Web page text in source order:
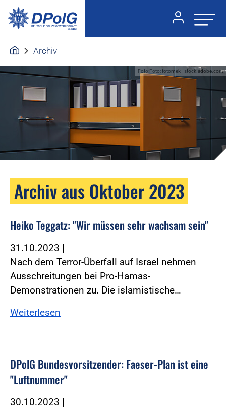
Archiv
Foto:Foto: fotomek - stock.adobe.com
Archiv aus Oktober 2023
Heiko Teggatz: "Wir müssen sehr wachsam sein"
31.10.2023 |
Nach dem Terror-Überfall auf Israel nehmen
Ausschreitungen bei Pro-Hamas-
Demonstrationen zu. Die islamistische…
Weiterlesen
DPolG Bundesvorsitzender: Faeser-Plan ist eine
"Luftnummer"
30.10.2023 |